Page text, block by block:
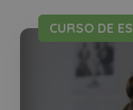
CURSO DE